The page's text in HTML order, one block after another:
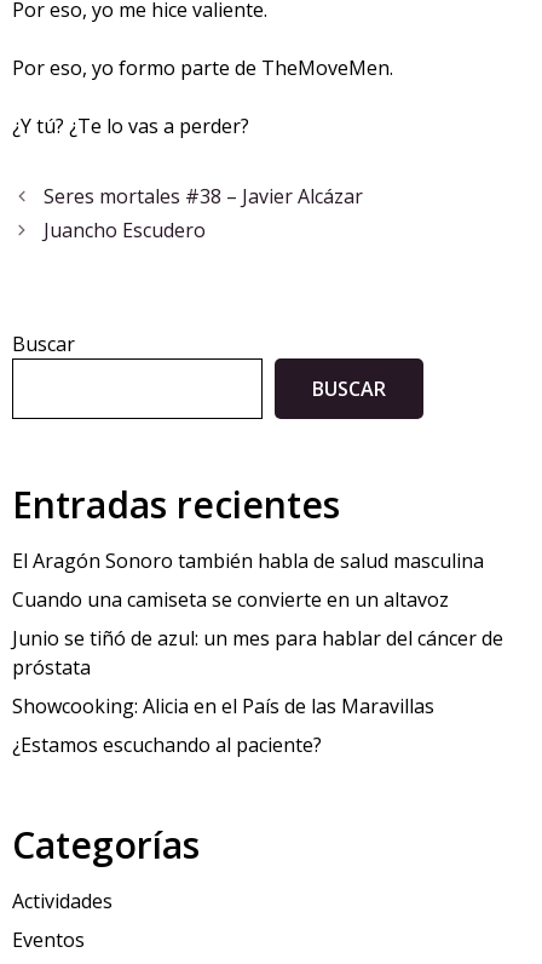
Por eso, yo me hice valiente.
Por eso, yo formo parte de TheMoveMen.
¿Y tú? ¿Te lo vas a perder?
Seres mortales #38 – Javier Alcázar
Juancho Escudero
Buscar
BUSCAR
Entradas recientes
El Aragón Sonoro también habla de salud masculina
Cuando una camiseta se convierte en un altavoz
Junio se tiñó de azul: un mes para hablar del cáncer de
próstata
Showcooking: Alicia en el País de las Maravillas
¿Estamos escuchando al paciente?
Categorías
Actividades
Eventos